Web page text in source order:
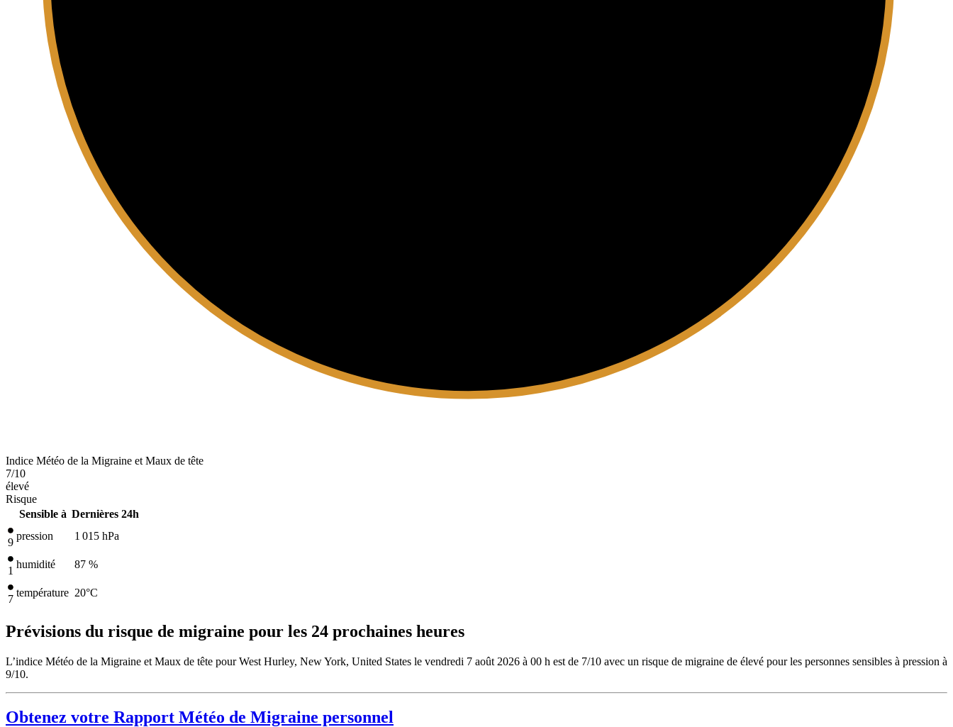
Indice Météo de la Migraine et Maux de tête
7/10
élevé
Risque
Sensible à Dernières 24h
9
pression 1 015 hPa
1
humidité 87 %
7
température 20°C
Prévisions du risque de migraine pour les 24 prochaines heures
L’indice Météo de la Migraine et Maux de tête pour West Hurley, New York, United States le vendredi 7 août 2026 à 00 h est de 7/10 avec un risque de migraine de élevé pour les personnes sensibles à pression à
9/10.
Obtenez votre Rapport Météo de Migraine personnel